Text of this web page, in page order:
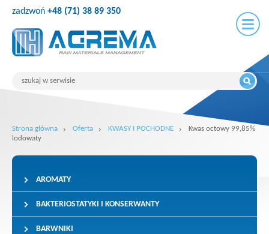
zadzwoń +48 (71) 38 89 350
Strona główna Oferta KWASY I POCHODNE
Kwas octowy 99,85%
lodowaty
AROMATY
BAKTERIOSTATYKI I KONSERWANTY
BARWNIKI